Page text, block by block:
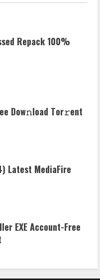
Repack 100%
Dow𝚗load Tоr𝚛ent
Latest MediaFire
EXE Account-Free